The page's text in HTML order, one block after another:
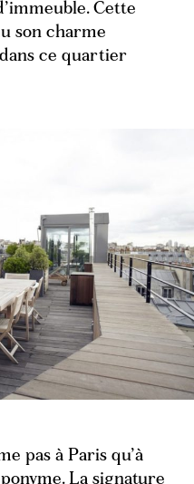
Cette
son charme
ce quartier
pas à Paris qu’à
La signature